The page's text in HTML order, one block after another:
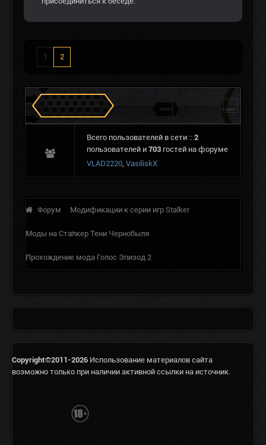
1 2
Сталкеров в Зоне
Всего пользователей в сети :: 2
пользователей и 703 гостей на форуме
VLAD2220, VasiliskX
Форум Модификации к серии игр Stalker
Моды на Сталкер Тени Чернобыля
Прохождение мода Голос Эпизод 2
Copyright©2011-2026 Использование материалов сайта
возможно только при наличии активной ссылки на источник.